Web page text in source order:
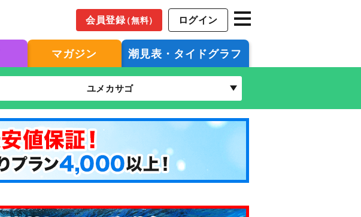
会員登録（無料） ログイン
マガジン 潮見表・タイドグラフ
ユメカサゴ